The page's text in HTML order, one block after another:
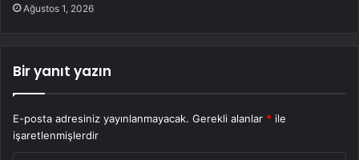
Ağustos 1, 2026
Bir yanıt yazın
E-posta adresiniz yayınlanmayacak. Gerekli alanlar * ile
işaretlenmişlerdir